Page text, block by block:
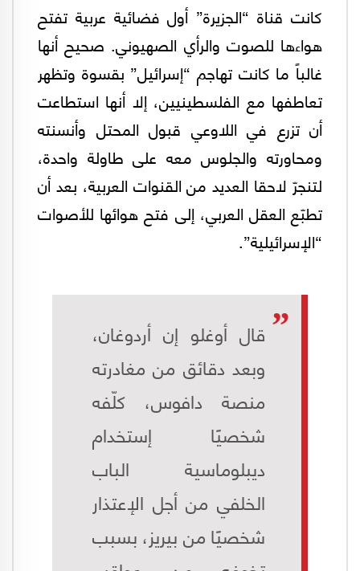
كانت قناة “الجزيرة” أول فضائية عربية تفتح
هواءها للصوت والرأي الصهيوني. صحيح أنها
غالباً ما كانت تهاجم “إسرائيل” بقسوة وتظهر
تعاطفها مع الفلسطينيين، إلا أنها استطاعت
أن تزرع في اللاوعي قبول المحتل وأنسنته
ومحاورته والجلوس معه على طاولة واحدة،
لتنجرّ لاحقا العديد من القنوات العربية، بعد أن
تطبّع العقل العربي، إلى فتح هوائها للأصوات
“الإسرائيلية”.
قال أوغلو إن أردوغان،
وبعد دقائق من مغادرته
منصة دافوس، كلّفه
شخصيًا إستخدام
ديبلوماسية الباب
الخلفي من أجل الإعتذار
شخصيًا من بيريز، بسبب